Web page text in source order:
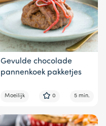
Gevulde chocolade
pannenkoek pakketjes
Moeilijk 0 5 min.